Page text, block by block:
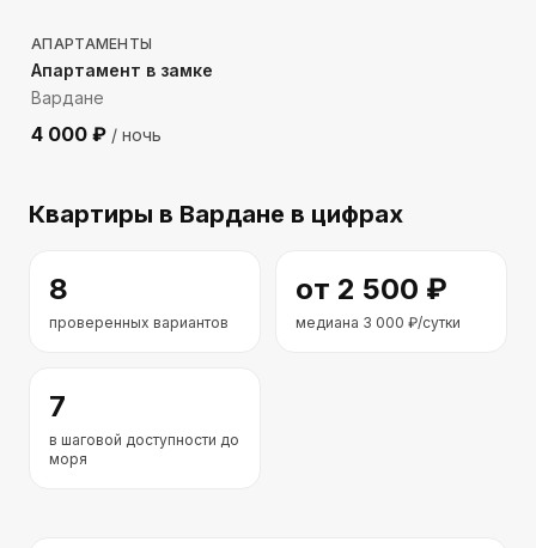
АПАРТАМЕНТЫ
Апартамент в замке
Вардане
4 000 ₽ / ночь
Квартиры в Вардане в цифрах
8
проверенных вариантов
от 2 500 ₽
медиана 3 000 ₽/сутки
7
в шаговой доступности до
моря